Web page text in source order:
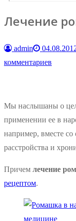
Лечение
admin
комментариев
Мы наслышаны о
применении ее в
например, вместе
расстройства и
Причем лечение
рецептом.